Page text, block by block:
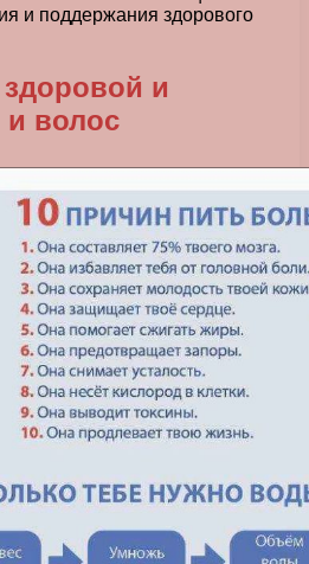
и поддержания здорового
и
и волос